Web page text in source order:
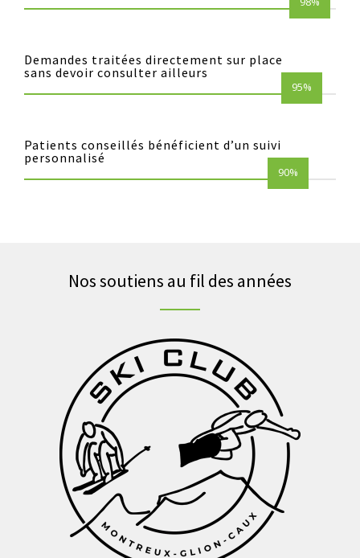
Demandes traitées directement sur place
sans devoir consulter ailleurs
95%
Patients conseillés bénéficient d’un suivi
personnalisé
90%
Nos soutiens au fil des années